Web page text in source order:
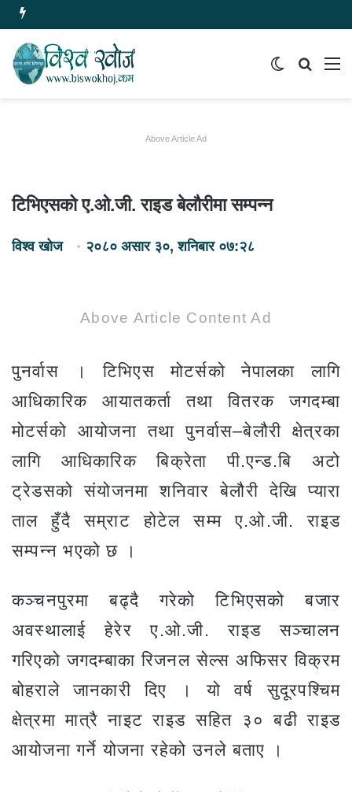
समाचार
Switch
Above Article Ad
टिभिएसको ए.ओ.जी. राइड बेलौरीमा सम्पन्न
विश्व खोज २०८० असार ३०, शनिबार ०७:२८
Above Article Content Ad
पुनर्वास । टिभिएस मोटर्सको नेपालका लागि
आधिकारिक आयातकर्ता तथा वितरक जगदम्बा
मोटर्सको आयोजना तथा पुनर्वास–बेलौरी क्षेत्रका
लागि आधिकारिक बिक्रेता पी.एन्ड.बि अटो
ट्रेडसको संयोजनमा शनिवार बेलौरी देखि प्यारा
ताल हुँदै सम्राट होटेल सम्म ए.ओ.जी. राइड
सम्पन्न भएको छ ।
कञ्चनपुरमा बढ्दै गरेको टिभिएसको बजार
अवस्थालाई हेरेर ए.ओ.जी. राइड सञ्चालन
गरिएको जगदम्बाका रिजनल सेल्स अफिसर विक्रम
बोहराले जानकारी दिए । यो वर्ष सुदूरपश्चिम
क्षेत्रमा मात्रै नाइट राइड सहित ३० बढी राइड
आयोजना गर्ने योजना रहेको उनले बताए ।